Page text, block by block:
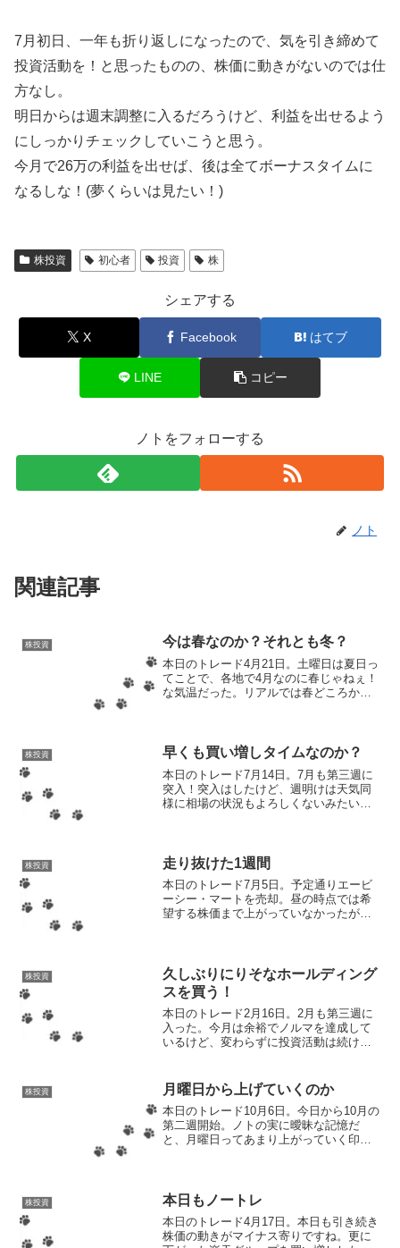
7月初日、一年も折り返しになったので、気を引き締めて
投資活動を！と思ったものの、株価に動きがないのでは仕
方なし。
明日からは週末調整に入るだろうけど、利益を出せるよう
にしっかりチェックしていこうと思う。
今月で26万の利益を出せば、後は全てボーナスタイムに
なるしな！(夢くらいは見たい！)
株投資 初心者 投資 株
シェアする
X Facebook はてブ
LINE コピー
ノトをフォローする
ノト
関連記事
株投資 今は春なのか？それとも冬？
本日のトレード4月21日。土曜日は夏日っ
てことで、各地で4月なのに春じゃねぇ！
な気温だった。リアルでは春どころかふ
じゃねぇ…。夏だ！...
株投資 早くも買い増しタイムなのか？
本日のトレード7月14日。7月も第三週に
突入！突入はしたけど、週明けは天気同
様に相場の状況もよろしくないみたい
当然ながら売却はなし。...
株投資 走り抜けた1週間
本日のトレード7月5日。予定通りエービ
ーシー・マートを売却。昼の時点では希
望する株価まで上がっていなかったが、
タイム）まで待っ...
株投資
久しぶりにりそなホールディング
スを買う！
本日のトレード2月16日。2月も第三週に
入った。今月は余裕でノルマを達成して
いるけど、変わらずに投資活動は続けて
ど下がっているものはなかったため、こ
のタイミングでの...
株投資 月曜日から上げていくのか
本日のトレード10月6日。今日から10月の
第二週開始。ノトの実に曖昧な記憶だ
と、月曜日ってあまり上がっていく印象
ュ。どんなクスリ...
株投資 本日もノートレ
本日のトレード4月17日。本日も引き続き
株価の動きがマイナス寄りですね。更に